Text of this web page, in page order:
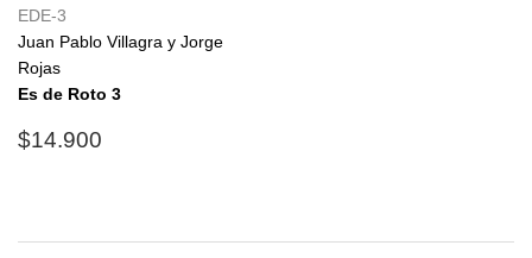
EDE-3
Juan Pablo Villagra y Jorge
Rojas
Es de Roto 3
Precio
$14.900